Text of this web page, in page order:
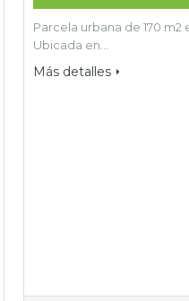
Parcela urbana de 170 m2
Ubicada en…
Más detalles